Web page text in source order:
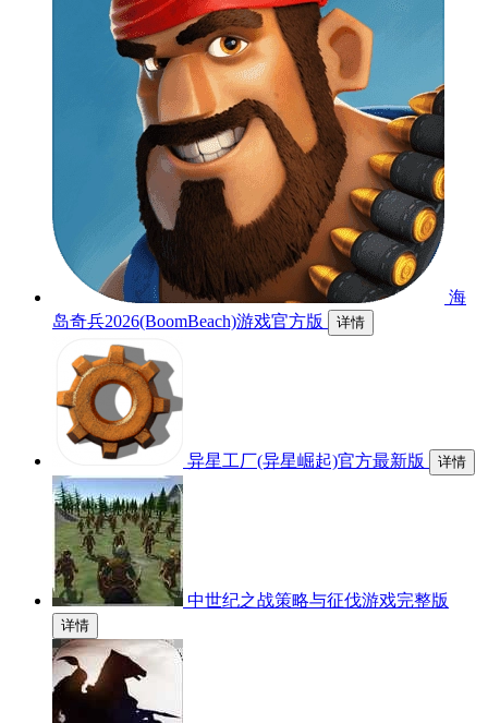
海
岛奇兵2026(BoomBeach)游戏官方版
详情
异星工厂(异星崛起)官方最新版 详情
中世纪之战策略与征伐游戏完整版
详情